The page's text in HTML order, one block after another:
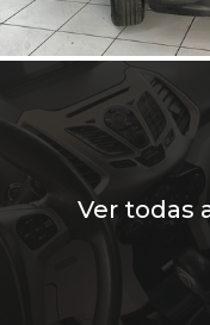
Ver todas